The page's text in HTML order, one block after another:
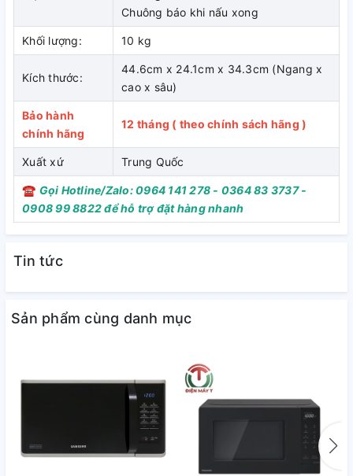
Bảng điều khiển cơ dễ sử dụng
Bảng điều khiển cơ với nút xoay đơn giản, dễ sử dụng cho
mọi đối tượng, đặc biệt là người lớn tuổi. Các núm vặn chắc
chắn, có ghi chú song ngữ Việt – Anh.
Lò vi sóng Sharp R-2040EH-BK còn có chuông báo khi thực
phẩm đã hoàn thành, giúp bạn không lo bỏ quên thức ăn.
Cửa lò có đèn chiếu sáng, dễ dàng quan sát tình trạng món
ăn.
Chuông báo khi nấu xong
Khối lượng: 10 kg
Kích thước:
44.6cm x 24.1cm x 34.3cm (Ngang x
cao x sâu)
Bảo hành
chính hãng
12 tháng ( theo chính sách hãng )
Xuất xứ Trung Quốc
☎ Gọi Hotline/Zalo: 0964 141 278 - 0364 83 3737 -
0908 99 8822 để hỗ trợ đặt hàng nhanh
Tin tức
Sản phẩm cùng danh mục